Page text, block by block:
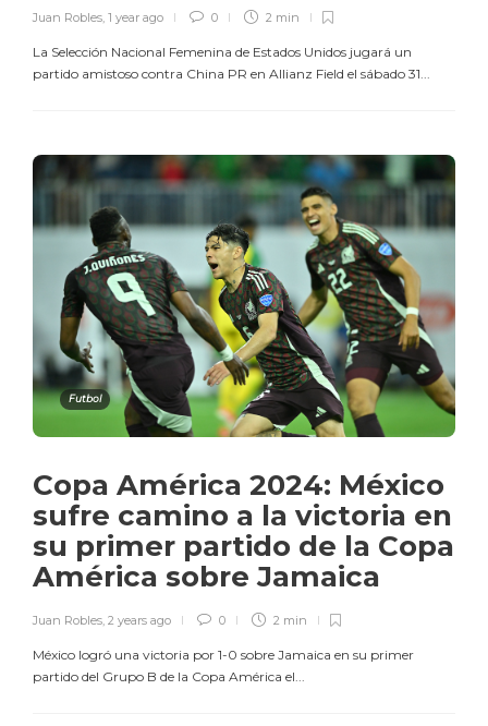
Juan Robles, 1 year ago 0 2 min
La Selección Nacional Femenina de Estados Unidos jugará un
partido amistoso contra China PR en Allianz Field el sábado 31...
Futbol
Copa América 2024: México
sufre camino a la victoria en
su primer partido de la Copa
América sobre Jamaica
Juan Robles 2 years ago 0 2 min
México logró una victoria por 1-0 sobre Jamaica en su primer
partido del Grupo B de la Copa América el...